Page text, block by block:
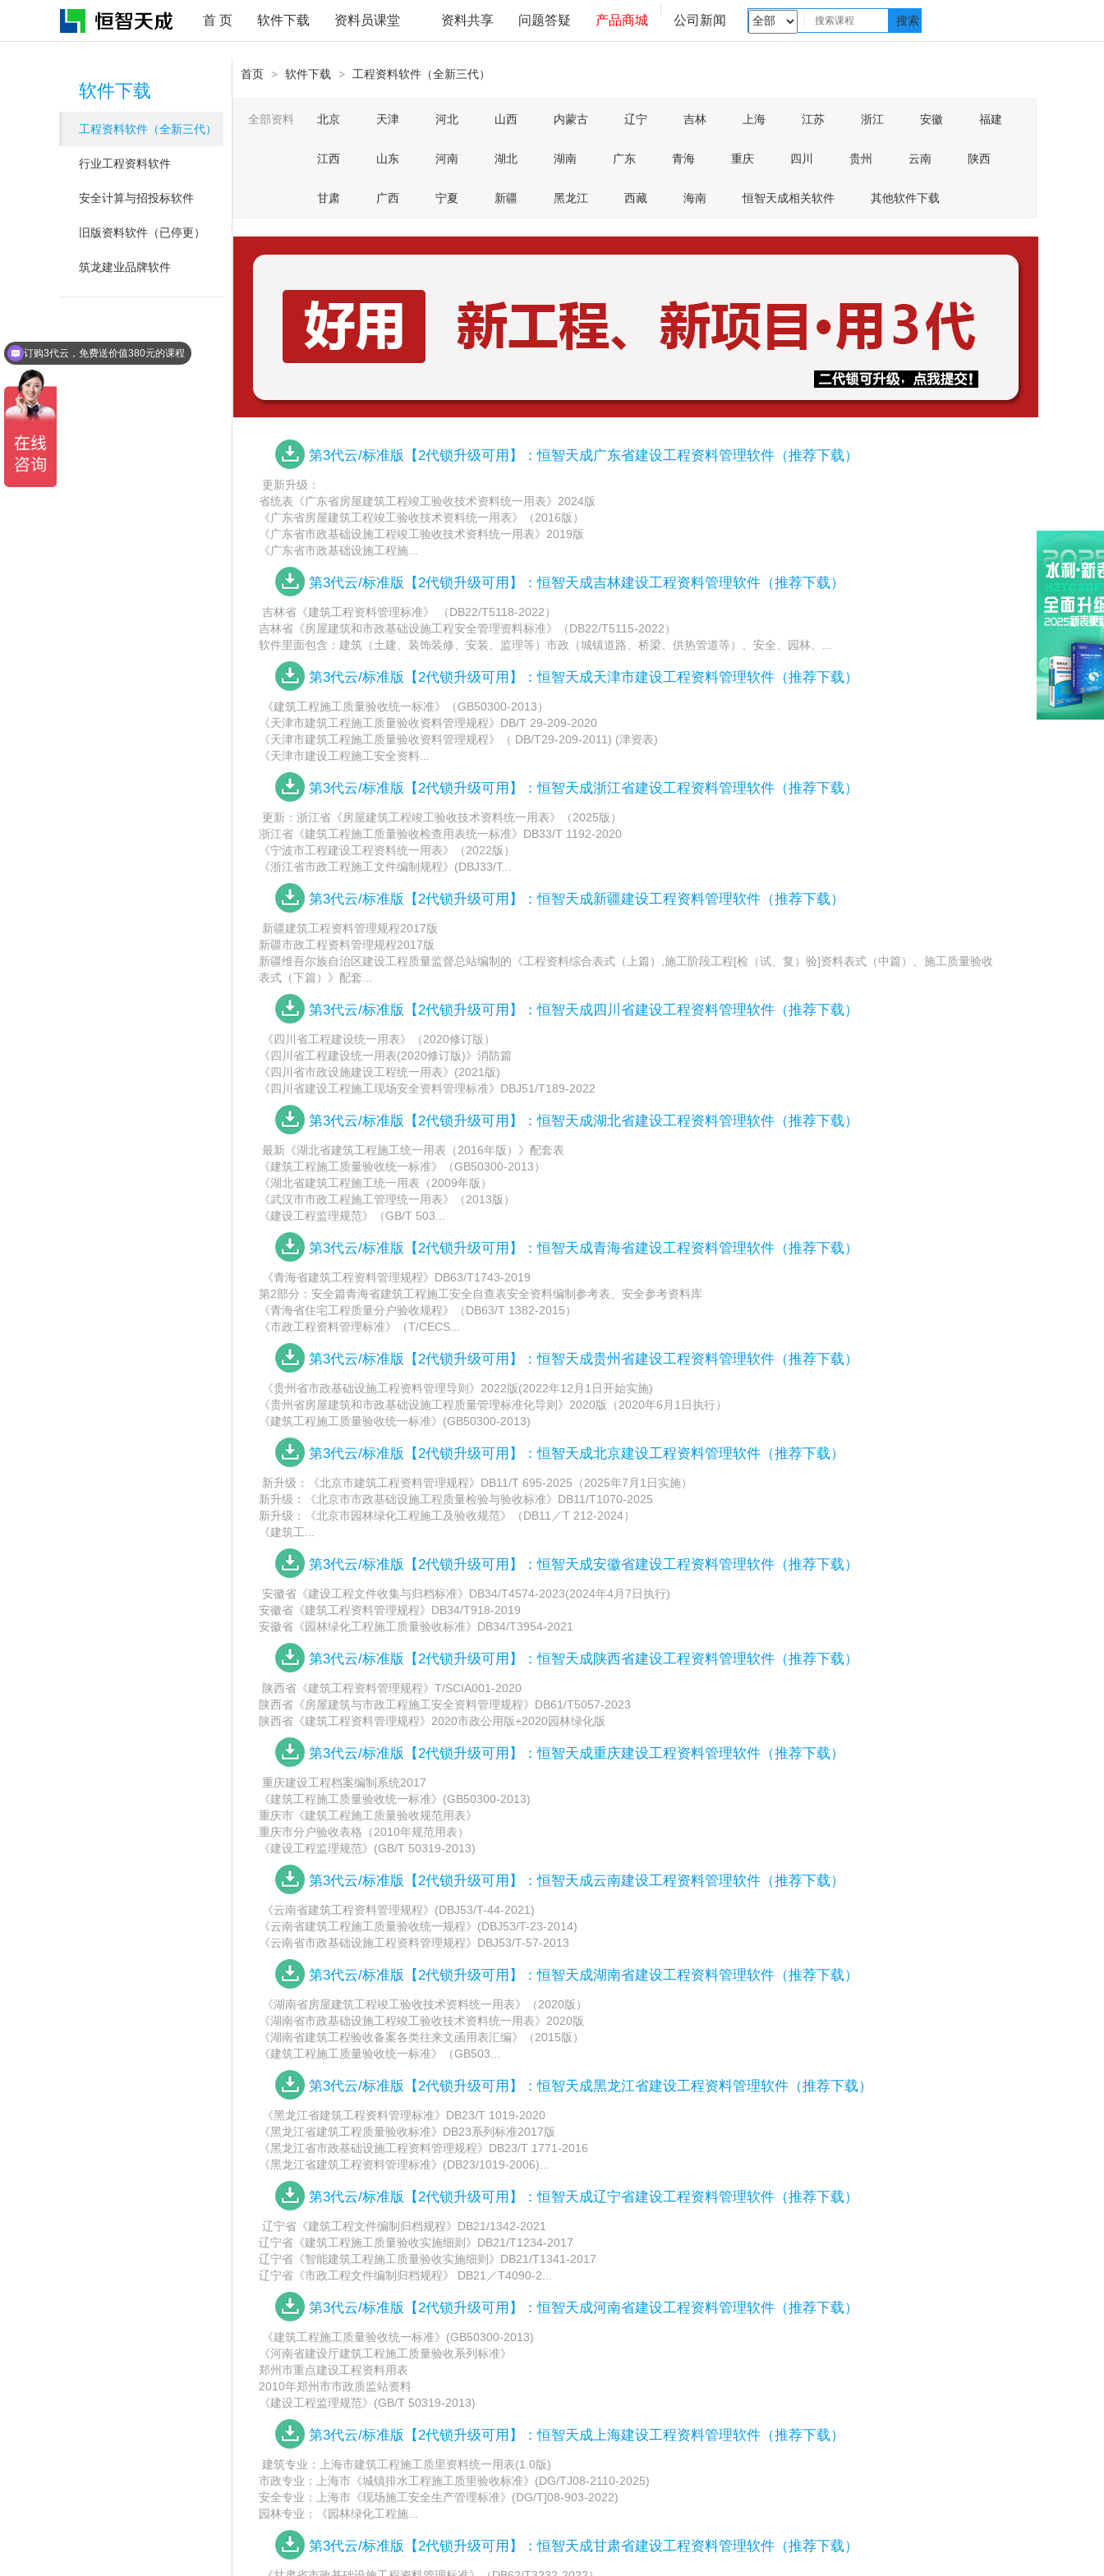
首 页 软件下载 资料员课堂 资料共享 问题答疑 产品商城 公司新闻
软件下载
工程资料软件（全新三代）
行业工程资料软件
安全计算与招投标软件
旧版资料软件（已停更）
筑龙建业品牌软件
首页 > 软件下载 > 工程资料软件（全新三代）
全部资料 北京 天津 河北 山西 内蒙古 辽宁 吉林 上海 江苏 浙江 安徽 福建
江西 山东 河南 湖北 湖南 广东 青海 重庆 四川 贵州 云南 陕西
甘肃 广西 宁夏 新疆 黑龙江 西藏 海南 恒智天成相关软件 其他软件下载
第3代云/标准版【2代锁升级可用】：恒智天成广东省建设工程资料管理软件（推荐下载）
更新升级：
省统表《广东省房屋建筑工程竣工验收技术资料统一用表》2024版
《广东省房屋建筑工程竣工验收技术资料统一用表》（2016版）
《广东省市政基础设施工程竣工验收技术资料统一用表》2019版
《广东省市政基础设施工程施...
第3代云/标准版【2代锁升级可用】：恒智天成吉林建设工程资料管理软件（推荐下载）
吉林省《建筑工程资料管理标准》 （DB22/T5118-2022）
吉林省《房屋建筑和市政基础设施工程安全管理资料标准》（DB22/T5115-2022）
软件里面包含：建筑（土建、装饰装修、安装、监理等）市政（城镇道路、桥梁、供热管道等）、安全、园林、...
第3代云/标准版【2代锁升级可用】：恒智天成天津市建设工程资料管理软件（推荐下载）
《建筑工程施工质量验收统一标准》（GB50300-2013）
《天津市建筑工程施工质量验收资料管理规程》DB/T 29-209-2020
《天津市建筑工程施工质量验收资料管理规程》（ DB/T29-209-2011) (津资表)
《天津市建设工程施工安全资料...
第3代云/标准版【2代锁升级可用】：恒智天成浙江省建设工程资料管理软件（推荐下载）
更新：浙江省《房屋建筑工程竣工验收技术资料统一用表》（2025版）
浙江省《建筑工程施工质量验收检查用表统一标准》DB33/T 1192-2020
《宁波市工程建设工程资料统一用表》（2022版）
《浙江省市政工程施工文件编制规程》(DBJ33/T...
第3代云/标准版【2代锁升级可用】：恒智天成新疆建设工程资料管理软件（推荐下载）
新疆建筑工程资料管理规程2017版
新疆市政工程资料管理规程2017版
新疆维吾尔族自治区建设工程质量监督总站编制的《工程资料综合表式（上篇）,施工阶段工程[检（试、复）验]资料表式（中篇）、施工质量验收
表式（下篇）》配套...
第3代云/标准版【2代锁升级可用】：恒智天成四川省建设工程资料管理软件（推荐下载）
《四川省工程建设统一用表》（2020修订版）
《四川省工程建设统一用表(2020修订版)》消防篇
《四川省市政设施建设工程统一用表》(2021版)
《四川省建设工程施工现场安全资料管理标准》DBJ51/T189-2022
第3代云/标准版【2代锁升级可用】：恒智天成湖北省建设工程资料管理软件（推荐下载）
最新《湖北省建筑工程施工统一用表（2016年版）》配套表
《建筑工程施工质量验收统一标准》（GB50300-2013）
《湖北省建筑工程施工统一用表（2009年版）
《武汉市市政工程施工管理统一用表》（2013版）
《建设工程监理规范》（GB/T 503...
第3代云/标准版【2代锁升级可用】：恒智天成青海省建设工程资料管理软件（推荐下载）
《青海省建筑工程资料管理规程》DB63/T1743-2019
第2部分：安全篇青海省建筑工程施工安全自查表安全资料编制参考表、安全参考资料库
《青海省住宅工程质量分户验收规程》（DB63/T 1382-2015）
《市政工程资料管理标准》（T/CECS...
第3代云/标准版【2代锁升级可用】：恒智天成贵州省建设工程资料管理软件（推荐下载）
《贵州省市政基础设施工程资料管理导则》2022版(2022年12月1日开始实施)
《贵州省房屋建筑和市政基础设施工程质量管理标准化导则》2020版（2020年6月1日执行）
《建筑工程施工质量验收统一标准》(GB50300-2013)
第3代云/标准版【2代锁升级可用】：恒智天成北京建设工程资料管理软件（推荐下载）
新升级：《北京市建筑工程资料管理规程》DB11/T 695-2025（2025年7月1日实施）
新升级：《北京市市政基础设施工程质量检验与验收标准》DB11/T1070-2025
新升级：《北京市园林绿化工程施工及验收规范》（DB11／T 212-2024）
《建筑工...
第3代云/标准版【2代锁升级可用】：恒智天成安徽省建设工程资料管理软件（推荐下载）
安徽省《建设工程文件收集与归档标准》DB34/T4574-2023(2024年4月7日执行)
安徽省《建筑工程资料管理规程》DB34/T918-2019
安徽省《园林绿化工程施工质量验收标准》DB34/T3954-2021
第3代云/标准版【2代锁升级可用】：恒智天成陕西省建设工程资料管理软件（推荐下载）
陕西省《建筑工程资料管理规程》T/SCIA001-2020
陕西省《房屋建筑与市政工程施工安全资料管理规程》DB61/T5057-2023
陕西省《建筑工程资料管理规程》2020市政公用版+2020园林绿化版
第3代云/标准版【2代锁升级可用】：恒智天成重庆建设工程资料管理软件（推荐下载）
重庆建设工程档案编制系统2017
《建筑工程施工质量验收统一标准》(GB50300-2013)
重庆市《建筑工程施工质量验收规范用表》
重庆市分户验收表格（2010年规范用表）
《建设工程监理规范》(GB/T 50319-2013)
第3代云/标准版【2代锁升级可用】：恒智天成云南建设工程资料管理软件（推荐下载）
《云南省建筑工程资料管理规程》(DBJ53/T-44-2021)
《云南省建筑工程施工质量验收统一规程》(DBJ53/T-23-2014)
《云南省市政基础设施工程资料管理规程》DBJ53/T-57-2013
第3代云/标准版【2代锁升级可用】：恒智天成湖南省建设工程资料管理软件（推荐下载）
《湖南省房屋建筑工程竣工验收技术资料统一用表》（2020版）
《湖南省市政基础设施工程竣工验收技术资料统一用表》2020版
《湖南省建筑工程验收备案各类往来文函用表汇编》（2015版）
《建筑工程施工质量验收统一标准》（GB503...
第3代云/标准版【2代锁升级可用】：恒智天成黑龙江省建设工程资料管理软件（推荐下载）
《黑龙江省建筑工程资料管理标准》DB23/T 1019-2020
《黑龙江省建筑工程质量验收标准》DB23系列标准2017版
《黑龙江省市政基础设施工程资料管理规程》DB23/T 1771-2016
《黑龙江省建筑工程资料管理标准》(DB23/1019-2006)...
第3代云/标准版【2代锁升级可用】：恒智天成辽宁省建设工程资料管理软件（推荐下载）
辽宁省《建筑工程文件编制归档规程》DB21/1342-2021
辽宁省《建筑工程施工质量验收实施细则》DB21/T1234-2017
辽宁省《智能建筑工程施工质量验收实施细则》DB21/T1341-2017
辽宁省《市政工程文件编制归档规程》 DB21／T4090-2...
第3代云/标准版【2代锁升级可用】：恒智天成河南省建设工程资料管理软件（推荐下载）
《建筑工程施工质量验收统一标准》(GB50300-2013)
《河南省建设厅建筑工程施工质量验收系列标准》
郑州市重点建设工程资料用表
2010年郑州市市政质监站资料
《建设工程监理规范》(GB/T 50319-2013)
第3代云/标准版【2代锁升级可用】：恒智天成上海建设工程资料管理软件（推荐下载）
建筑专业：上海市建筑工程施工质里资料统一用表(1.0版)
市政专业：上海市《城镇排水工程施工质里验收标准》(DG/TJ08-2110-2025)
安全专业：上海市《现场施工安全生产管理标准》(DG/T]08-903-2022)
园林专业：《园林绿化工程施...
第3代云/标准版【2代锁升级可用】：恒智天成甘肃省建设工程资料管理软件（推荐下载）
订购3代云，免费送价值380元的课程